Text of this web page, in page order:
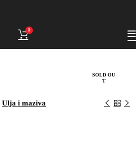
0
SOLD OU
T
Ulja i maziva